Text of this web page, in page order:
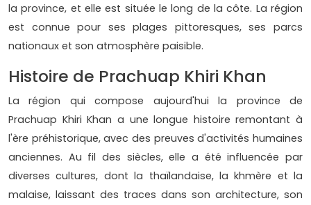
la province, et elle est située le long de la côte. La région
est connue pour ses plages pittoresques, ses parcs
nationaux et son atmosphère paisible.
Histoire de Prachuap Khiri Khan
La région qui compose aujourd'hui la province de
Prachuap Khiri Khan a une longue histoire remontant à
l'ère préhistorique, avec des preuves d'activités humaines
anciennes. Au fil des siècles, elle a été influencée par
diverses cultures, dont la thaïlandaise, la khmère et la
malaise, laissant des traces dans son architecture, son